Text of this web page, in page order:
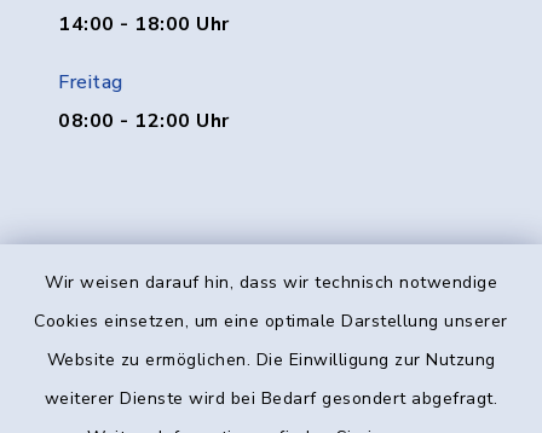
Wir weisen darauf hin, dass wir technisch notwendige
Cookies einsetzen, um eine optimale Darstellung unserer
Website zu ermöglichen. Die Einwilligung zur Nutzung
weiterer Dienste wird bei Bedarf gesondert abgefragt.
14:00 - 18:00 Uhr
Freitag
08:00 - 12:00 Uhr
Kontakt